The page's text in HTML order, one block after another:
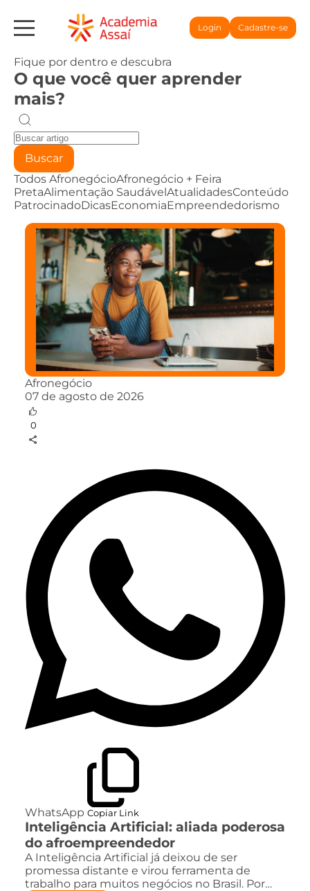
Login Cadastre-se
Fique por dentro e descubra
O que você quer aprender
mais?
Buscar
Todos AfronegócioAfronegócio + Feira
PretaAlimentação SaudávelAtualidadesConteúdo
PatrocinadoDicasEconomiaEmpreendedorismo
Afronegócio
07 de agosto de 2026
0
WhatsApp Copiar Link
Inteligência Artificial: aliada poderosa
do afroempreendedor
A Inteligência Artificial já deixou de ser
promessa distante e virou ferramenta de
trabalho para muitos negócios no Brasil. Por…